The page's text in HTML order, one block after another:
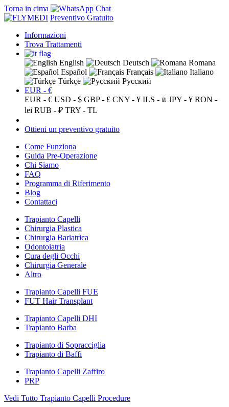
Torna in cima
Preventivo Gratuito
Informazioni
Trova Trattamenti
English Deutsch
Romana
Español
Français
Italiano
Türkçe
Русский
EUR - €
EUR - € USD - $ GBP - £ CNY - ¥ ILS - ₪ JPY - ¥ RON -
lei RUB - ₽ TRY - TL
Ottieni un preventivo gratuito
Come Funziona
Guida Pre-Operazione
Chi Siamo
FAQ
Programma di Riferimento
Blog
Contattaci
Trapianto Capelli
Chirurgia Plastica
Chirurgia Bariatrica
Odontoiatria
Cura degli Occhi
Chirurgia Generale
Altro
Trapianto Capelli FUE
FUT Hair Transplant
Trapianto Capelli DHI
Trapianto Barba
Trapianto di Sopracciglia
Trapianto di Baffi
Trapianto Capelli Zaffiro
PRP
Vedi Tutto Trapianto Capelli Procedure